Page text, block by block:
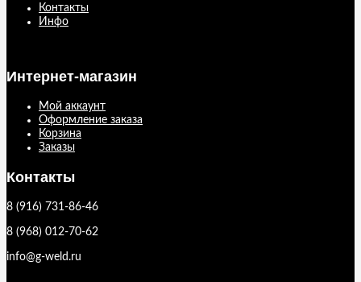
Контакты
Инфо
Интернет-магазин
Мой аккаунт
Оформление заказа
Корзина
Заказы
Контакты
8 (916) 731-86-46
8 (968) 012-70-62
info@g-weld.ru